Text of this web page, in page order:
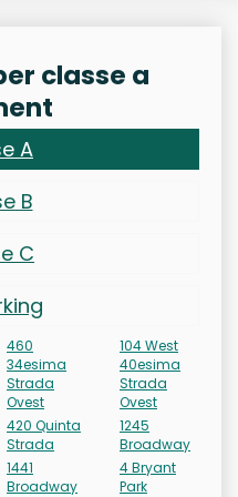
classe a
A
B
C
460
34esima
Strada
Ovest
420 Quinta
Strada
1441
Broadway
104 West
40esima
Strada
Ovest
1245
Broadway
4 Bryant
Park